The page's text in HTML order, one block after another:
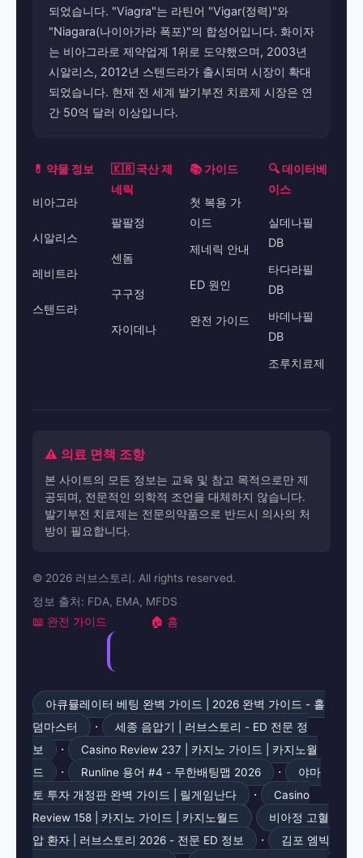
되었습니다. "Viagra"는 라틴어 "Vigar(정력)"와
"Niagara(나이아가라 폭포)"의 합성어입니다. 화이자
는 비아그라로 제약업계 1위로 도약했으며, 2003년
시알리스, 2012년 스텐드라가 출시되며 시장이 확대
되었습니다. 현재 전 세계 발기부전 치료제 시장은 연
간 50억 달러 이상입니다.
💊 약물 정보
비아그라
시알리스
레비트라
스텐드라
🇰🇷 국산 제
네릭
팔팔정
센돔
구구정
자이데나
📚 가이드
첫 복용 가
이드
제네릭 안내
ED 원인
완전 가이드
🔍 데이터베
이스
실데나필
DB
타다라필
DB
바데나필
DB
조루치료제
⚠️ 의료 면책 조항
본 사이트의 모든 정보는 교육 및 참고 목적으로만 제
공되며, 전문적인 의학적 조언을 대체하지 않습니다.
발기부전 치료제는 전문의약품으로 반드시 의사의 처
방이 필요합니다.
© 2026 러브스토리. All rights reserved.
정보 출처: FDA, EMA, MFDS
📖 완전 가이드 🏠 홈
아큐뮬레이터 베팅 완벽 가이드 | 2026 완벽 가이드 - 홀
덤마스터
·
세종 음압기 | 러브스토리 - ED 전문 정
보
·
Casino Review 237 | 카지노 가이드 | 카지노월
드
· Runline 용어 #4 - 무한배팅맵 2026 ·
야마
토 투자 개정판 완벽 가이드 | 릴게임난다
·
Casino
Review 158 | 카지노 가이드 | 카지노월드
비아정 고혈
압 환자 | 러브스토리 2026 - 전문 ED 정보
·
김포 엠빅